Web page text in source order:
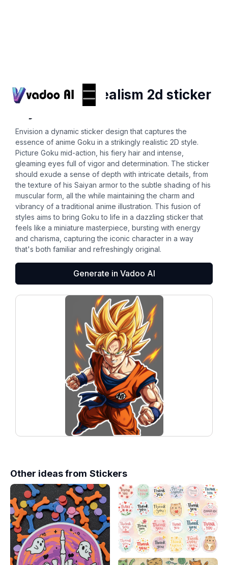
anime goku realism 2d sticker
Envision a dynamic sticker design that captures the
essence of anime Goku in a strikingly realistic 2D style.
Picture Goku mid-action, his fiery hair and intense,
gleaming eyes full of vigor and determination. The sticker
should exude a sense of depth with intricate details, from
the texture of his Saiyan armor to the subtle shading of his
muscular form, all the while maintaining the charm and
vibrancy of a traditional anime illustration. This fusion of
styles aims to bring Goku to life in a dazzling sticker that
feels like a miniature masterpiece, bursting with energy
and charisma, capturing the iconic character in a way
that's both familiar and refreshingly original.
Generate in Vadoo AI
Other ideas from Stickers